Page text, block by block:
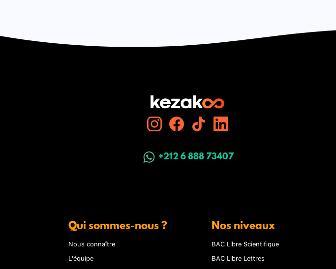
+212 6 888 73407
Qui sommes-nous ?
Nous connaître
L'équipe
Nos niveaux
BAC Libre Scientifique
BAC Libre Lettres